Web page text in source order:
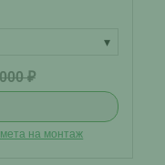
▾
₽
на монтаж